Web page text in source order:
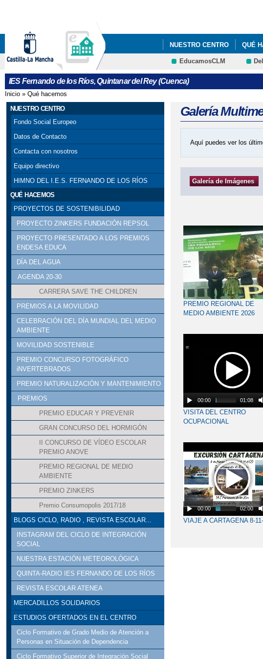
NUESTRO CENTRO QUÉ
EducamosCLM
IES Fernando de los Ríos, Quintanar del Rey (Cuenca)
Se encuentra usted aquí
Inicio » Qué hacemos
NUESTRO CENTRO
Fondo Social Europeo
Datos de Contacto
Contacta con nosotros
Equipo directivo
HIMNO DEL I.E.S. FERNANDO DE LOS RÍOS
QUÉ HACEMOS
PROYECTOS DE SOSTENIBILIDAD
PROYECTO ZINKERS FUNDACIÓN REPSOL
PROYECTO PRESENTADO A LOS PREMIOS
ENDESA EDUCA
DÍA DEL AGUA
AGENDA 20-30
CARRERA SAVE THE CHILDREN
PREMIOS A LA MOVILIDAD
CELEBRACIÓN DEL DÍA MUNDIAL DEL MEDIO
AMBIENTE
MOVILIDAD SOSTENIBLE
PREMIO CONCURSO FOTOGRÁFICO
iNVERTEBRADOS
PREMIO NATURALIZACIÓN Y MANTENIMIENTO
PREMIOS
PREMIO EDUCAR Y PREVENIR
GRAN CONCURSO DEL HORMIGÓN
II CONCURSO DE VÍDEO ESCOLAR
PREMIO ANOVE
PREMIO REGIONAL DE MEDIO
AMBIENTE
PREMIO ZINKERS
Premio Consumopolis 2017/18
BLOGS CICLO, RADIO , REVISTA ESCOLAR...
INSTAGRAM DEL CICLO DE INTEGRACIÓN
SOCIAL
NUESTRA ESTACIÓN METEOROLÓGICA
QUINTA-RADIO IES FERNANDO DE LOS RÍOS
REVISTA ESCOLAR ATENEA
MERCADILLOS SOLIDARIOS
ESTUDIOS OFERTADOS EN EL CENTRO
Ciclo Formativo de Grado Medio de Atención a
Personas en Situación de Dependencia
Ciclo Formativo Superior de Integración Social
Galería
Aquí puedes ver los
Galería de Imágenes
PREMIO REGIONAL DE
MEDIO AMBIENTE 2026
00:00 01:08
VISITA DEL CENTRO
OCUPACIONAL
00:00 02:00
VIAJE A CARTAGENA 8-